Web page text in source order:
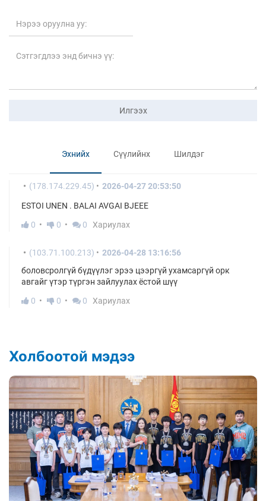
Илгээх
Эхнийх Сүүлийнх Шилдэг
(178.174.229.45) 2026-04-27 20:53:50
ESTOI UNEN . BALAI AVGAI BJEEE
0
0 0 Хариулах
(103.71.100.213)
2026-04-28 13:16:56
боловсролгүй бүдүүлэг эрээ цээргүй ухамсаргүй орк
авгайг үтэр түргэн зайлуулах ёстой шүү
0
0 0 Хариулах
Холбоотой мэдээ